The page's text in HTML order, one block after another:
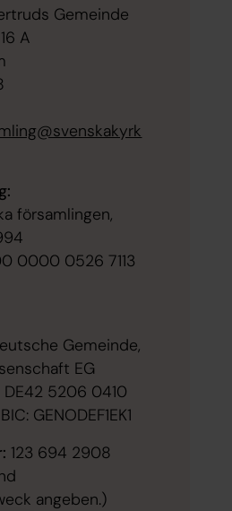
Gemeinde
A
församlingen,
0000 0526 7113
Gemeinde,
EG
DE42 5206 0410
GENODEF1EK1
123 694 2908
angeben.)